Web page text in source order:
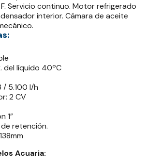
Servicio continuo. Motor refrigerado
interior. Cámara de aceite
del líquido 40ºC
/ 5.100 l/h
2 CV
1”
retención.
Acuaria: